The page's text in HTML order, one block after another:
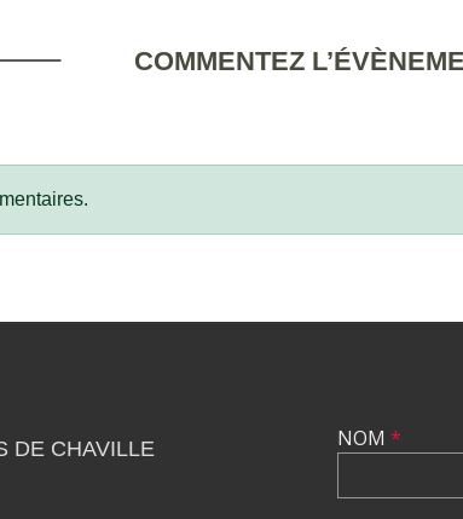
COMMENTEZ
DE CHAVILLE
NOM *